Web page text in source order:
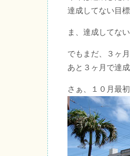
達成してない目
ま、達成してな
でもまだ、３ヶ
あと３ヶ月で達
さぁ、１０月最